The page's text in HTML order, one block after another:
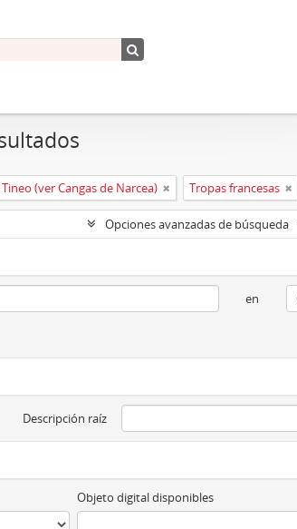
(ver Cangas de Narcea) Tropas francesas
Opciones avanzadas de búsqueda
en
Descripción raíz
Objeto digital disponibles